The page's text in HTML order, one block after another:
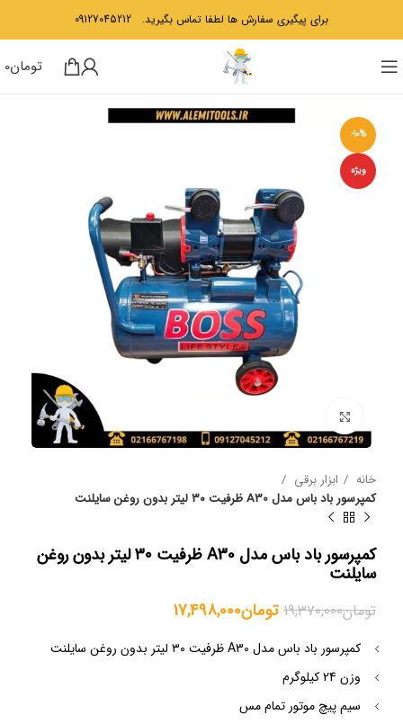
برای پیگیری سفارش ها لطفا تماس بگیرید. 09127045212
تومان0
-10%
ویژه
خانه
ابزار برقی
کمپرسور باد باس مدل A30 ظرفیت ۳۰ لیتر بدون روغن سایلنت
کمپرسور باد باس مدل A30 ظرفیت ۳۰ لیتر بدون روغن
سایلنت
تومان19,370,000 تومان17,498,000
کمپرسور باد باس مدل A30 ظرفیت ۳۰ لیتر بدون روغن سایلنت
وزن 24 کیلوگرم
سیم پیچ موتور تمام مس